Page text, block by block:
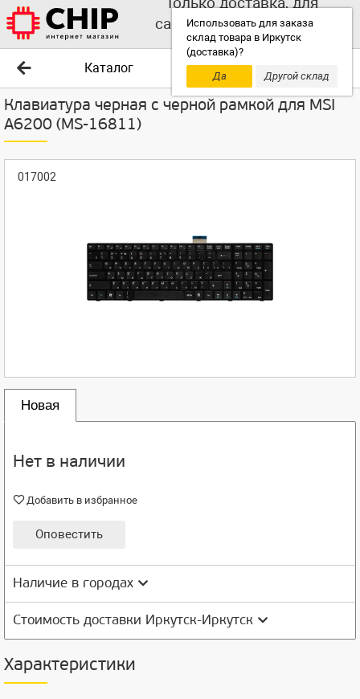
Использовать для заказа
склад товара в Иркутск
(доставка)?
Да
Другой склад
самовывоза выбирайте
другой склад!
Каталог
Клавиатура черная с черной рамкой для MSI
A6200 (MS-16811)
017002
Новая
Нет в наличии
Добавить в избранное
Оповестить
Наличие в городах
Стоимость доставки Иркутск-Иркутск
Характеристики